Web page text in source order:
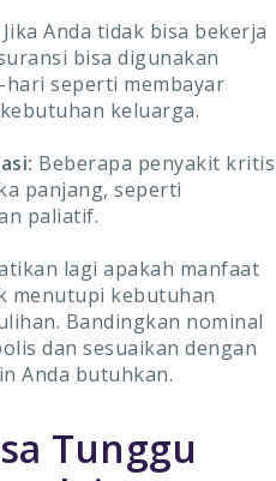
Jika Anda tidak bisa bekerja
bisa digunakan
seperti membayar
keluarga.
Beberapa penyakit kritis
panjang, seperti
paliatif.
lagi apakah manfaat
menutupi kebutuhan
Bandingkan nominal
dan sesuaikan dengan
Anda butuhkan.
Tunggu